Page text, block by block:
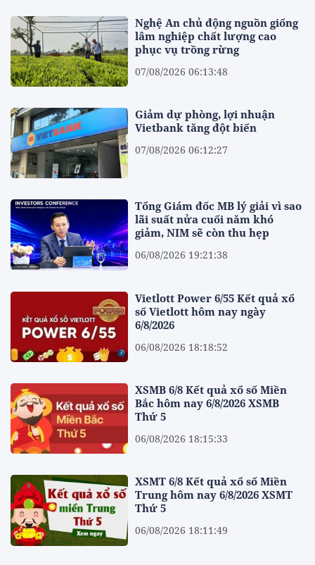
Nghệ An chủ động nguồn giống
lâm nghiệp chất lượng cao
phục vụ trồng rừng
07/08/2026 06:13:48
Giảm dự phòng, lợi nhuận
Vietbank tăng đột biến
07/08/2026 06:12:27
Tổng Giám đốc MB lý giải vì sao
lãi suất nửa cuối năm khó
giảm, NIM sẽ còn thu hẹp
06/08/2026 19:21:38
Vietlott Power 6/55 Kết quả xổ
số Vietlott hôm nay ngày
6/8/2026
06/08/2026 18:18:52
XSMB 6/8 Kết quả xổ số Miền
Bắc hôm nay 6/8/2026 XSMB
Thứ 5
06/08/2026 18:15:33
XSMT 6/8 Kết quả xổ số Miền
Trung hôm nay 6/8/2026 XSMT
Thứ 5
06/08/2026 18:11:49